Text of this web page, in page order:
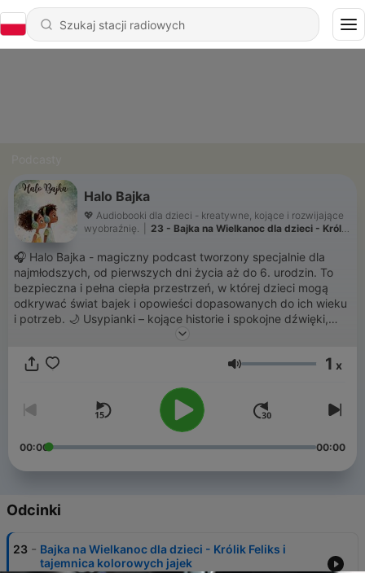
Halo Bajka
💖 Audiobooki dla dzieci - kreatywne, kojące i rozwijające
wyobraźnię.
23 - Bajka na Wielkanoc dla dzieci - Królik
🎧 Halo Bajka - magiczny podcast tworzony specjalnie dla
najmłodszych, od pierwszych dni życia aż do 6. urodzin. To
bezpieczna i pełna ciepła przestrzeń, w której dzieci mogą
odkrywać świat bajek i opowieści dopasowanych do ich wieku
i potrzeb. 🌙 Usypianki – kojące historie i spokojne dźwięki,
które pomagają wyciszyć emocje i zasnąć w przytulnej
ciekawość świata i uczące poprzez zabawę. 💖 Emocje –
nowych odcinków!
Głośność 1 x
00:00 00:00
Odcinki
23 - Bajka na Wielkanoc dla dzieci - Królik Feliks i
tajemnica kolorowych jajek